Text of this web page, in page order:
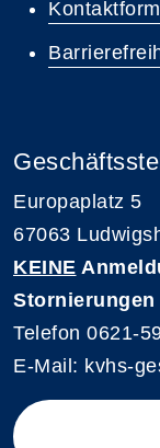
Europaplatz 5
67063
KEINE
Stornierungen
Telefon 0621-
E-Mail: kvhs-